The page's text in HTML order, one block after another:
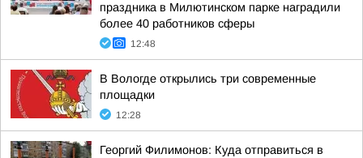
праздника в Милютинском парке наградили
более 40 работников сферы
12:48
В Вологде открылись три современные
площадки
12:28
Георгий Филимонов: Куда отправиться в